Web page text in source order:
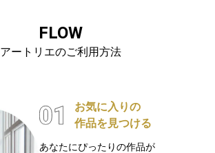
FLOW
アートリエのご利用方法
お気に入りの
作品を見つける
あなたにぴったりの作品が